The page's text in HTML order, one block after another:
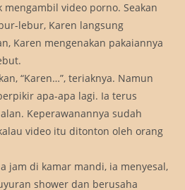
video porno. Seakan
lebur, Karen langsung
Karen mengenakan pakaiannya
“Karen…”, teriaknya. Namun
apa-apa lagi. Ia terus
Keperawanannya sudah
video itu ditonton oleh orang
jam di kamar mandi, ia menyesal,
shower dan berusaha